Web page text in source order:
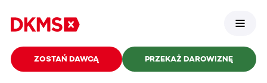
ZOSTAŃ DAWCĄ PRZEKAŻ DAROWIZNĘ